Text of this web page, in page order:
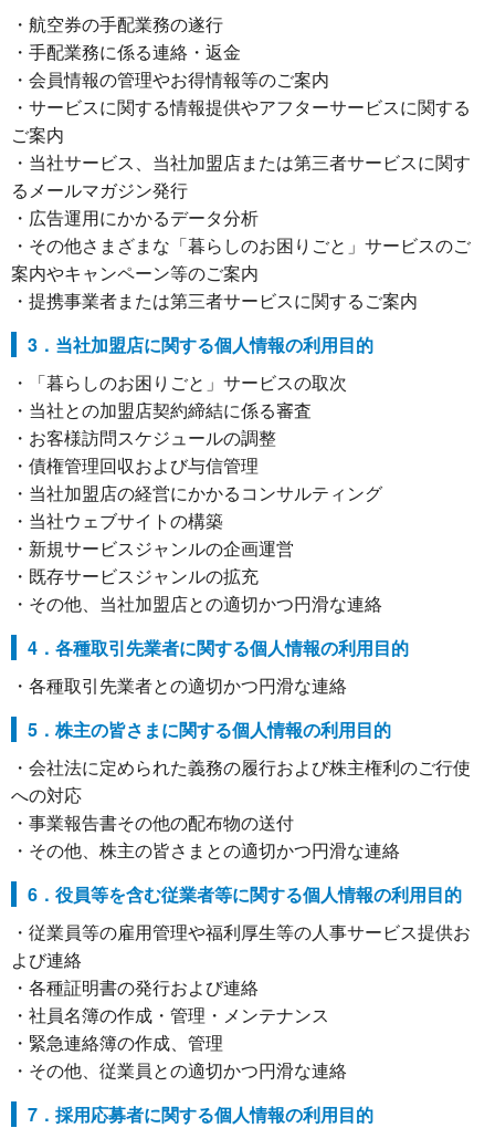
・航空券の手配業務の遂行
・手配業務に係る連絡・返金
・会員情報の管理やお得情報等のご案内
・サービスに関する情報提供やアフターサービスに関する
ご案内
・当社サービス、当社加盟店または第三者サービスに関す
るメールマガジン発行
・広告運用にかかるデータ分析
・その他さまざまな「暮らしのお困りごと」サービスのご
案内やキャンペーン等のご案内
・提携事業者または第三者サービスに関するご案内
3．当社加盟店に関する個人情報の利用目的
・「暮らしのお困りごと」サービスの取次
・当社との加盟店契約締結に係る審査
・お客様訪問スケジュールの調整
・債権管理回収および与信管理
・当社加盟店の経営にかかるコンサルティング
・当社ウェブサイトの構築
・新規サービスジャンルの企画運営
・既存サービスジャンルの拡充
・その他、当社加盟店との適切かつ円滑な連絡
4．各種取引先業者に関する個人情報の利用目的
・各種取引先業者との適切かつ円滑な連絡
5．株主の皆さまに関する個人情報の利用目的
・会社法に定められた義務の履行および株主権利のご行使
への対応
・事業報告書その他の配布物の送付
・その他、株主の皆さまとの適切かつ円滑な連絡
6．役員等を含む従業者等に関する個人情報の利用目的
・従業員等の雇用管理や福利厚生等の人事サービス提供お
よび連絡
・各種証明書の発行および連絡
・社員名簿の作成・管理・メンテナンス
・緊急連絡簿の作成、管理
・その他、従業員との適切かつ円滑な連絡
7．採用応募者に関する個人情報の利用目的